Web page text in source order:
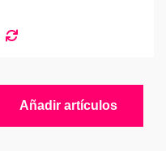
Añadir artículos